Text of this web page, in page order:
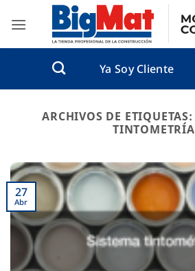
contenido
Ya Soy Cliente
ARCHIVOS DE ETIQUETAS:
TINTOMETRÍA
27
Abr